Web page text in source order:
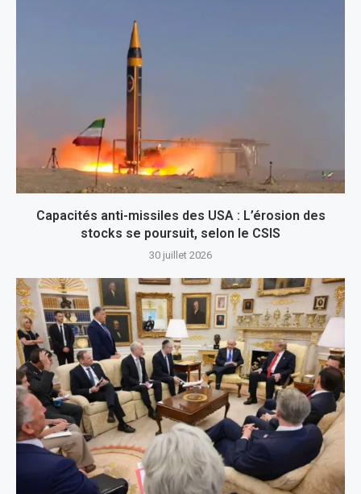
Capacités anti-missiles des USA : L’érosion des
stocks se poursuit, selon le CSIS
30 juillet 2026